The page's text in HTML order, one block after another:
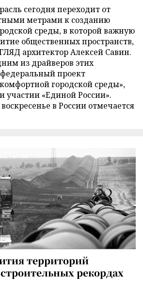
сегодня переходит от
метрами к созданию
среды, в которой важную
общественных пространств,
архитектор Алексей Савин.
из драйверов этих
проект
городской среды»,
участии «Единой России».
в России отмечается
территорий
рекордах